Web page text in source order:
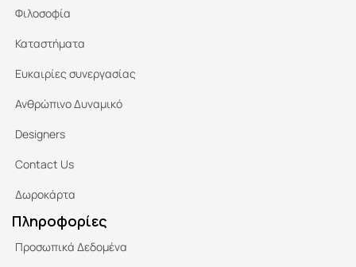
Φιλοσοφία
Καταστήματα
Ευκαιρίες συνεργασίας
Ανθρώπινο Δυναμικό
Designers
Contact Us
Δωροκάρτα
Πληροφορίες
Προσωπικά Δεδομένα